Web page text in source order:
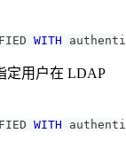
WITH
定用户在 LDAP
WITH